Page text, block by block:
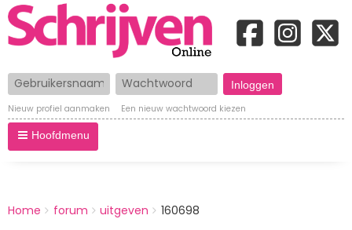
Gebruikersnaam Wachtwoord
Nieuw profiel aanmaken Een nieuw wachtwoord kiezen
Hoofdmenu
BREADCRUMBS
You
Home forum uitgeven 160698